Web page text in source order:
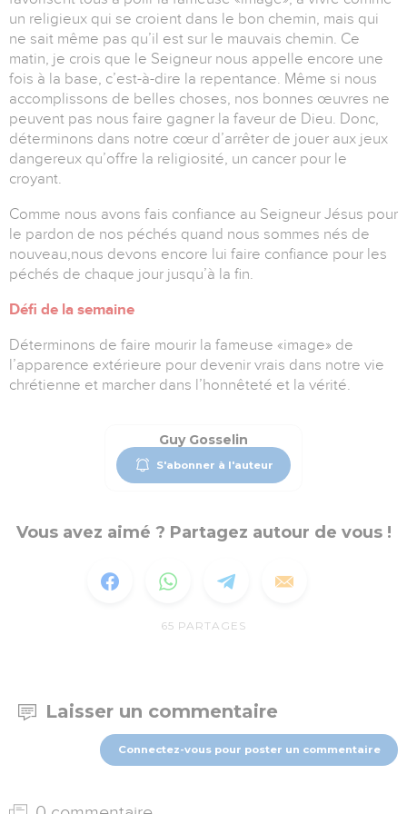
un religieux qui se croient dans le bon chemin, mais qui
ne sait même pas qu’il est sur le mauvais chemin. Ce
matin, je crois que le Seigneur nous appelle encore une
fois à la base, c’est-à-dire la repentance. Même si nous
accomplissons de belles choses, nos bonnes œuvres ne
peuvent pas nous faire gagner la faveur de Dieu. Donc,
déterminons dans notre cœur d’arrêter de jouer aux jeux
dangereux qu’offre la religiosité, un cancer pour le
croyant.
Comme nous avons fais confiance au Seigneur Jésus pour
le pardon de nos péchés quand nous sommes nés de
nouveau,nous devons encore lui faire confiance pour les
péchés de chaque jour jusqu’à la fin.
Défi de la semaine
Déterminons de faire mourir la fameuse «image» de
l’apparence extérieure pour devenir vrais dans notre vie
chrétienne et marcher dans l’honnêteté et la vérité.
Guy Gosselin
S'abonner à l'auteur
Vous avez aimé ? Partagez autour de vous !
65 PARTAGES
Laisser un commentaire
Connectez-vous pour poster un commentaire